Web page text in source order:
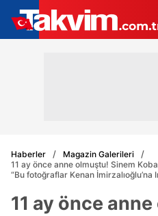
Haberler
Magazin Galerileri
11 ay önce anne olmuştu! Sinem
“Bu fotoğraflar Kenan İmirzalıoğlu’na
11 ay önce